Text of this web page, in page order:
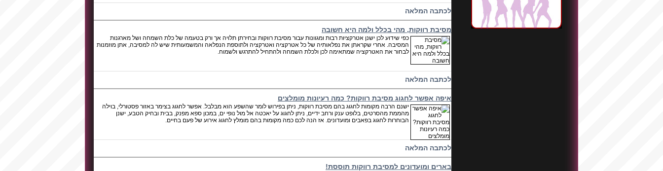
לכתבה המלאה
מסיבת רווקות, מהי בכלל ולמה היא חשובה
כפי שידוע לכן ישנן אטרקציות רבות ומגוונות עבור מסיבת רווקות ובחירתן תלויה אך ורק בטעמה של כלת השמחה ושל מארגנות
המסיבה. אחרי שקראתן את נפלאותיה של כל אטרקציה ואטרקציה ולתוספת הנפלאה והמשמעותית שיש לה למסיבה, אתן מוזמנות
לבחור את האטרקציה שמתאימה לכן ולכלת השמחה ולהתחיל להתרגש ולשמוח.
לכתבה המלאה
איפה אפשר לחגוג מסיבת רווקות? כמה רעיונות מומלצים
ישנם הרבה מקומות לחגוג בהם מסיבת רווקות, ניתן בפירוש לומר שהשפע הוא מבלבל. אפשר לחגוג בצימר באזור פסטורלי, בוילה
מהממת מהסרטים, בלופט ענק ורחב ידיים, ניתן לחגוג על יאכטה אל מול נופי ים, במכון ספא מפנק, בבית ובחיק הטבע, ישנן
הבוחרות לחגוג בפאבים ומועדונים. אז הנה לכם כמה מקומות בהם מומלץ לחגוג אירוע של פעם בחיים.
לכתבה המלאה
בארים ומועדונים למסיבת רווקות תוססת!